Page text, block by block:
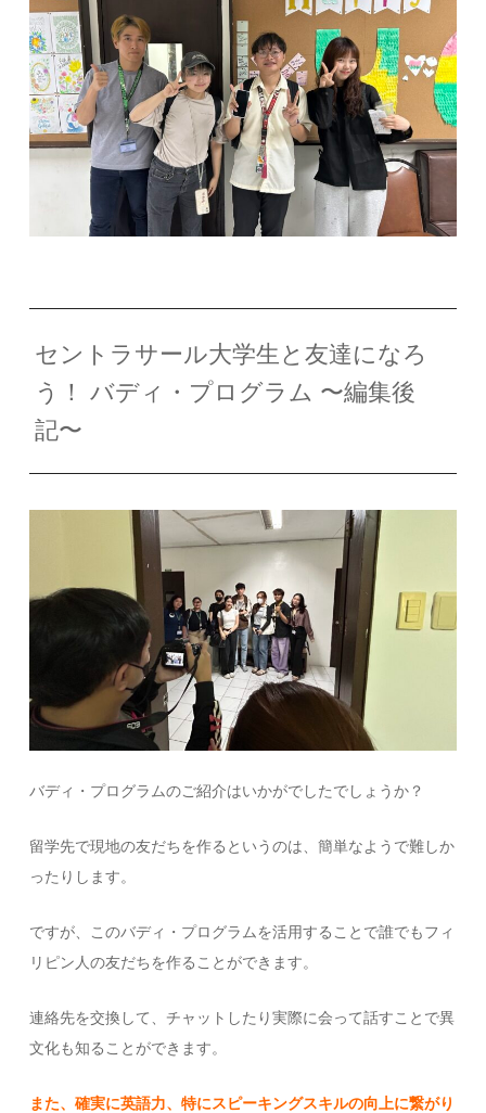
セントラサール大学生と友達になろ
う！ バディ・プログラム 〜編集後
記〜
バディ・プログラムのご紹介はいかがでしたでしょうか？
留学先で現地の友だちを作るというのは、簡単なようで難しか
ったりします。
ですが、このバディ・プログラムを活用することで誰でもフィ
リピン人の友だちを作ることができます。
連絡先を交換して、チャットしたり実際に会って話すことで異
文化も知ることができます。
また、確実に英語力、特にスピーキングスキルの向上に繋がり